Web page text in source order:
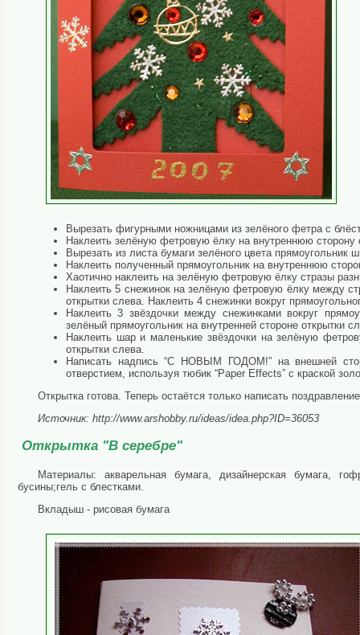
Вырезать фигурными ножницами из зелёного фетра с
Наклеить зелёную фетровую ёлку на внутреннюю сторону
Вырезать из листа бумаги зелёного цвета прямоугольник
Наклеить полученный прямоугольник на внутреннюю
Хаотично наклеить на зелёную фетровую ёлку стразы
Наклеить 5 снежинок на зелёную фетровую ёлку между
открытки слева. Наклеить 4 снежинки вокруг
Наклеить 3 звёздочки между снежинками вокруг
зелёный прямоугольник на внутренней стороне открытки
Наклеить шар и маленькие звёздочки на зелёную
открытки слева.
Написать надпись “С НОВЫМ ГОДОМ!” на внешней
отверстием, используя тюбик “Paper Effects” с краской
Открытка готова. Теперь остаётся только написать
Источник: http://www.arshobby.ru/ideas/idea.php?ID=36053
Открытка "В серебре"
Материалы: акварельная бумага, дизайнерская бумага,
бусины;гель с блестками.
Вкладыш - рисовая бумага